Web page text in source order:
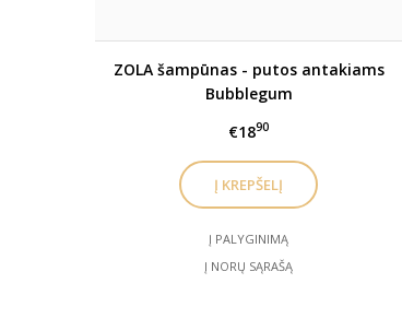
ZOLA šampūnas - putos antakiams
Bubblegum
€1890
Į PALYGINIMĄ
Į NORŲ SĄRAŠĄ